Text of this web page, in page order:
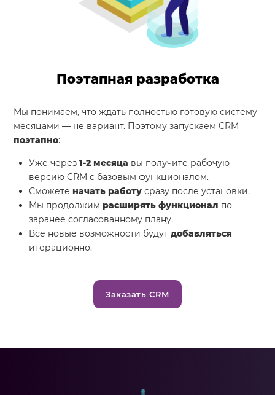
Поэтапная разработка
Мы понимаем, что ждать полностью готовую систему
месяцами — не вариант. Поэтому запускаем CRM
поэтапно:
Уже через1-2 месяца вы получите рабочую
версию CRM с базовым функционалом.
Сможете начать работу сразу после установки.
Мы продолжим расширять функционал по
заранее согласованному плану.
Все новые возможности будутдобавляться
итерационно.
Заказать CRM